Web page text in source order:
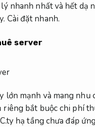
nhanh nhất và hết dạ
Cài đặt nhanh.
server
lớn mạnh và mang nhu
riêng bắt buộc chi phí
C.ty hạ tầng chưa đáp